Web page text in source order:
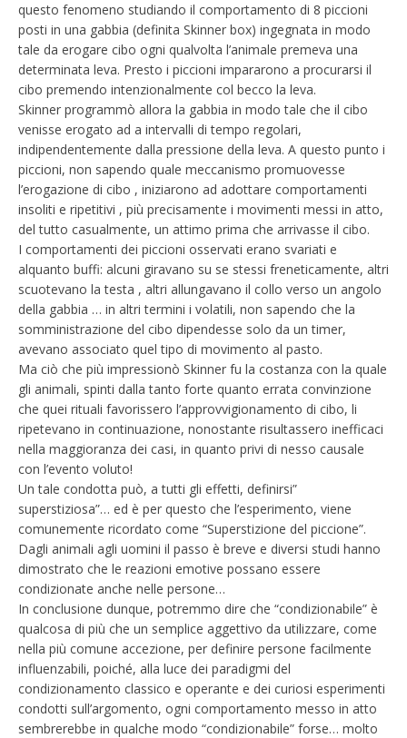
questo fenomeno studiando il comportamento di 8 piccioni
posti in una gabbia (definita Skinner box) ingegnata in modo
tale da erogare cibo ogni qualvolta l’animale premeva una
determinata leva. Presto i piccioni impararono a procurarsi il
cibo premendo intenzionalmente col becco la leva.
Skinner programmò allora la gabbia in modo tale che il cibo
venisse erogato ad a intervalli di tempo regolari,
indipendentemente dalla pressione della leva. A questo punto i
piccioni, non sapendo quale meccanismo promuovesse
l’erogazione di cibo , iniziarono ad adottare comportamenti
insoliti e ripetitivi , più precisamente i movimenti messi in atto,
del tutto casualmente, un attimo prima che arrivasse il cibo.
I comportamenti dei piccioni osservati erano svariati e
alquanto buffi: alcuni giravano su se stessi freneticamente, altri
scuotevano la testa , altri allungavano il collo verso un angolo
della gabbia … in altri termini i volatili, non sapendo che la
somministrazione del cibo dipendesse solo da un timer,
avevano associato quel tipo di movimento al pasto.
Ma ciò che più impressionò Skinner fu la costanza con la quale
gli animali, spinti dalla tanto forte quanto errata convinzione
che quei rituali favorissero l’approvvigionamento di cibo, li
ripetevano in continuazione, nonostante risultassero inefficaci
nella maggioranza dei casi, in quanto privi di nesso causale
con l’evento voluto!
Un tale condotta può, a tutti gli effetti, definirsi”
superstiziosa”… ed è per questo che l’esperimento, viene
comunemente ricordato come “Superstizione del piccione”.
Dagli animali agli uomini il passo è breve e diversi studi hanno
dimostrato che le reazioni emotive possano essere
condizionate anche nelle persone…
In conclusione dunque, potremmo dire che “condizionabile” è
qualcosa di più che un semplice aggettivo da utilizzare, come
nella più comune accezione, per definire persone facilmente
influenzabili, poiché, alla luce dei paradigmi del
condizionamento classico e operante e dei curiosi esperimenti
condotti sull’argomento, ogni comportamento messo in atto
sembrerebbe in qualche modo “condizionabile” forse… molto